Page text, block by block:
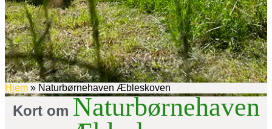
Hjem » Naturbørnehaven Æbleskoven
Kort om Naturbørnehaven